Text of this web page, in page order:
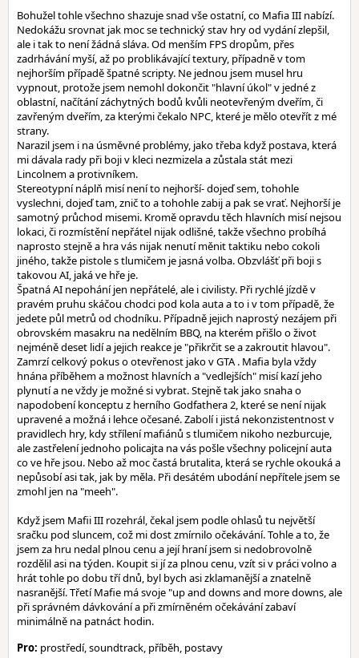
Bohužel tohle všechno shazuje snad vše ostatní, co Mafia III nabízí.
Nedokážu srovnat jak moc se technický stav hry od vydání zlepšil,
ale i tak to není žádná sláva. Od menším FPS dropům, přes
zadrhávání myší, až po problikávající textury, případně v tom
nejhorším případě špatné scripty. Ne jednou jsem musel hru
vypnout, protože jsem nemohl dokončit "hlavní úkol" v jedné z
oblastní, načítání záchytných bodů kvůli neotevřeným dveřím, či
zavřeným dveřím, za kterými čekalo NPC, které je mělo otevřít z mé
strany.
Narazil jsem i na úsměvné problémy, jako třeba když postava, která
mi dávala rady při boji v kleci nezmizela a zůstala stát mezi
Lincolnem a protivníkem.
Stereotypní náplň misí není to nejhorší- dojeď sem, tohohle
vyslechni, dojeď tam, znič to a tohohle zabij a pak se vrať. Nejhorší je
samotný průchod misemi. Kromě opravdu těch hlavních misí nejsou
lokaci, či rozmístění nepřátel nijak odlišné, takže všechno probíhá
naprosto stejně a hra vás nijak nenutí měnit taktiku nebo cokoli
jiného, takže pistole s tlumičem je jasná volba. Obzvlášť při boji s
takovou AI, jaká ve hře je.
Špatná AI nepohání jen nepřátelé, ale i civilisty. Při rychlé jízdě v
pravém pruhu skáčou chodci pod kola auta a to i v tom případě, že
jedete půl metrů od chodníku. Případně jejich naprostý nezájem při
obrovském masakru na nedělním BBQ, na kterém přišlo o život
nejméně deset lidí a jejich reakce je "přikrčit se a zakroutit hlavou".
Zamrzí celkový pokus o otevřenost jako v GTA . Mafia byla vždy
hnána příběhem a možnost hlavních a "vedlejších" misí kazí jeho
plynutí a ne vždy je možné si vybrat. Stejně tak jako snaha o
napodobení konceptu z herního Godfathera 2, které se není nijak
upravené a možná i lehce očesané. Zabolí i jistá nekonzistentnost v
pravidlech hry, kdy střílení mafiánů s tlumičem nikoho nezburcuje,
ale zastřelení jednoho policajta na vás pošle všechny policejní auta
co ve hře jsou. Nebo až moc častá brutalita, která se rychle okouká a
nepůsobí asi tak, jak by měla. Při desátém ubodání nepřítele jsem se
zmohl jen na "meeh".
Když jsem Mafii III rozehrál, čekal jsem podle ohlasů tu největší
sračku pod sluncem, což mi dost zmírnilo očekávání. Tohle a to, že
jsem za hru nedal plnou cenu a její hraní jsem si nedobrovolně
rozdělil asi na týden. Koupit si jí za plnou cenu, vzít si v práci volno a
hrát tohle po dobu tří dnů, byl bych asi zklamanější a znatelně
nasranější. Třetí Mafie má svoje "up and downs and more downs, ale
při správném dávkování a při zmírněném očekávání zabaví
minimálně na patnáct hodin.
Pro: prostředí, soundtrack, příběh, postavy